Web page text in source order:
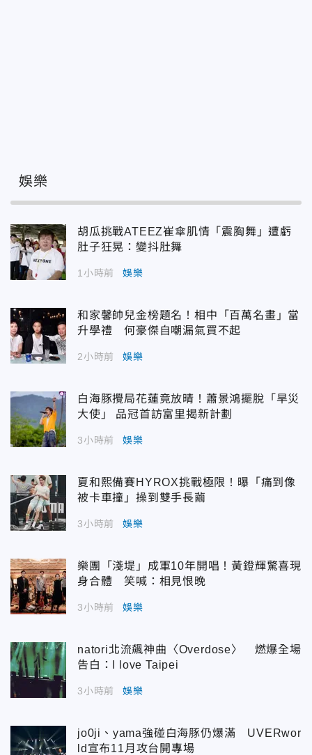
娛樂
胡瓜挑戰ATEEZ崔傘肌情「震胸舞」遭虧
肚子狂晃：變抖肚舞
1小時前 娛樂
和家馨帥兒金榜題名！相中「百萬名畫」當
升學禮 何豪傑自嘲漏氣買不起
2小時前 娛樂
白海豚攪局花蓮竟放晴！蕭景鴻擺脫「旱災
大使」 品冠首訪富里揭新計劃
3小時前 娛樂
夏和熙備賽HYROX挑戰極限！曝「痛到像
被卡車撞」操到雙手長繭
3小時前 娛樂
樂團「淺堤」成軍10年開唱！黃鐙輝驚喜現
身合體 笑喊：相見恨晚
3小時前 娛樂
natori北流飆神曲〈Overdose〉 燃爆全場
告白：I love Taipei
3小時前 娛樂
jo0ji、yama強碰白海豚仍爆滿 UVERwor
ld宣布11月攻台開專場